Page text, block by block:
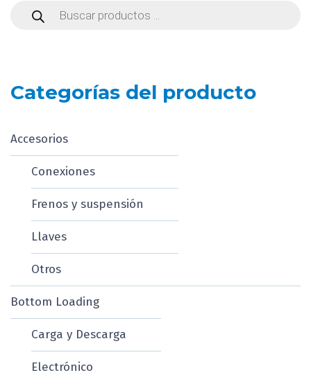
Categorías del producto
Accesorios
Conexiones
Frenos y suspensión
Llaves
Otros
Bottom Loading
Carga y Descarga
Electrónico